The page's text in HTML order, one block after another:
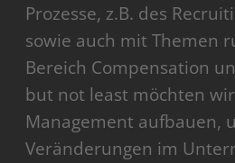
Prozesse, z.B. des
sowie auch mit Themen
Bereich Compensation
but not least möchten
Management aufbauen,
Veränderungen im